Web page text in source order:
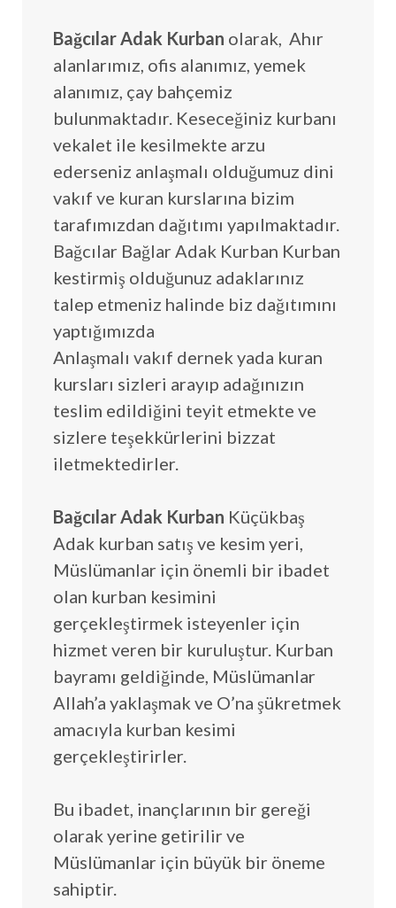
Bağcılar Adak Kurban olarak, Ahır
alanlarımız, ofis alanımız, yemek
alanımız, çay bahçemiz
bulunmaktadır. Keseceğiniz kurbanı
vekalet ile kesilmekte arzu
ederseniz anlaşmalı olduğumuz dini
vakıf ve kuran kurslarına bizim
tarafımızdan dağıtımı yapılmaktadır.
Bağcılar Bağlar Adak Kurban Kurban
kestirmiş olduğunuz adaklarınız
talep etmeniz halinde biz dağıtımını
yaptığımızda
Anlaşmalı vakıf dernek yada kuran
kursları sizleri arayıp adağınızın
teslim edildiğini teyit etmekte ve
sizlere teşekkürlerini bizzat
iletmektedirler.
Bağcılar Adak Kurban Küçükbaş
Adak kurban satış ve kesim yeri,
Müslümanlar için önemli bir ibadet
olan kurban kesimini
gerçekleştirmek isteyenler için
hizmet veren bir kuruluştur. Kurban
bayramı geldiğinde, Müslümanlar
Allah’a yaklaşmak ve O’na şükretmek
amacıyla kurban kesimi
gerçekleştirirler.
Bu ibadet, inançlarının bir gereği
olarak yerine getirilir ve
Müslümanlar için büyük bir öneme
sahiptir.